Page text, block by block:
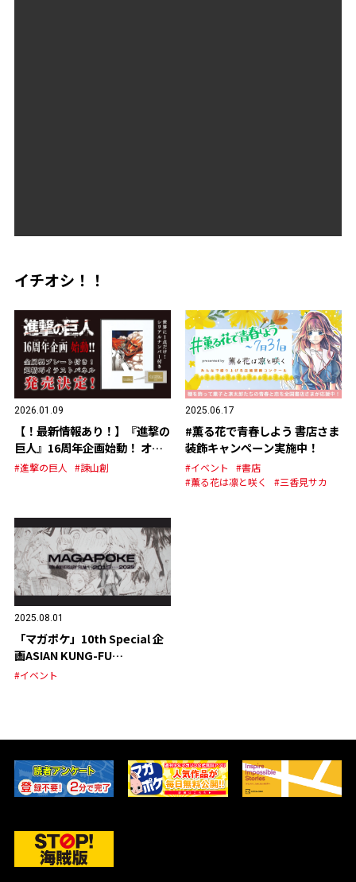
イチオシ！！
2026.01.09
【！最新情報あり！】『進撃の
巨人』16周年企画始動！ オリ
ジナルグッズの発売が決定！
#進撃の巨人 #諫山創
2025.06.17
#薫る花で青春しよう 書店さま
装飾キャンペーン実施中！
#イベント
#書店
#薫る花は凛と咲く
#三香見サカ
2025.08.01
「マガポケ」10th Special 企
画ASIAN KUNG-FU
GENERATION スペシャルPV
#イベント